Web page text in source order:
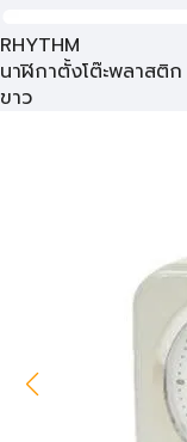
RHYTHM
นาฬิกาตั้งโต๊ะพลาสติก
ขาว